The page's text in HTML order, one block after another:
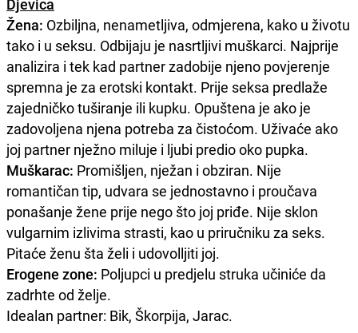
Žena: Ozbiljna, nenametljiva, odmjerena, kako u životu
tako i u seksu. Odbijaju je nasrtljivi muškarci. Najprije
analizira i tek kad partner zadobije njeno povjerenje
spremna je za erotski kontakt. Prije seksa predlaže
zajedničko tuširanje ili kupku. Opuštena je ako je
zadovoljena njena potreba za čistoćom. Uživaće ako
joj partner nježno miluje i ljubi predio oko pupka.
Muškarac: Promišljen, nježan i obziran. Nije
romantičan tip, udvara se jednostavno i proučava
ponašanje žene prije nego što joj priđe. Nije sklon
vulgarnim izlivima strasti, kao u priručniku za seks.
Pitaće ženu šta želi i udovolljiti joj.
Erogene zone: Poljupci u predjelu struka učiniće da
zadrhte od želje.
Idealan partner: Bik, Škorpija, Jarac.